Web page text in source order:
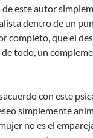
de este autor
dentro de un
completo, que el
todo, un
con este
simplemente
no es el